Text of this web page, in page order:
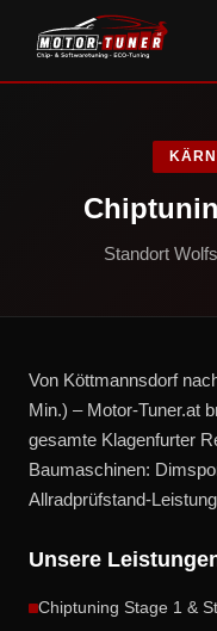
Standort
Von Köttmannsdorf
Min.) – Motor-Tuner.at
gesamte Klagenfurter
Baumaschinen:
Allradprüfstand-
Unsere
Chiptuning Stage 1 &